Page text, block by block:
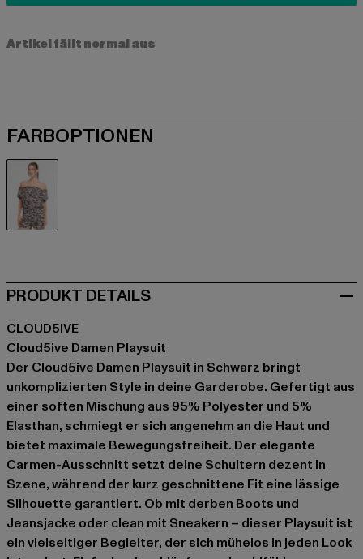
Artikel fällt normal aus
FARBOPTIONEN
PRODUKT DETAILS
CLOUD5IVE
Cloud5ive Damen Playsuit
Der Cloud5ive Damen Playsuit in Schwarz bringt
unkomplizierten Style in deine Garderobe. Gefertigt aus
einer soften Mischung aus 95% Polyester und 5%
Elasthan, schmiegt er sich angenehm an die Haut und
bietet maximale Bewegungsfreiheit. Der elegante
Carmen-Ausschnitt setzt deine Schultern dezent in
Szene, während der kurz geschnittene Fit eine lässige
Silhouette garantiert. Ob mit derben Boots und
Jeansjacke oder clean mit Sneakern – dieser Playsuit ist
ein vielseitiger Begleiter, der sich mühelos in jeden Look